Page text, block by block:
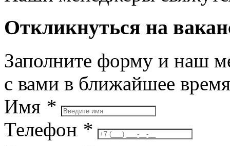
Откликнуться на
Заполните форму и наш
с вами в ближайшее время
Имя *
Телефон *